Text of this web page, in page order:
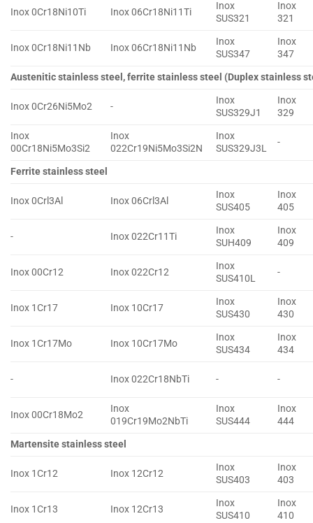
Inox 0Cr18Ni10Ti Inox 06Cr18Ni11Ti
Inox
SUS321
Inox
321
Inox 0Cr18Ni11Nb Inox 06Cr18Ni11Nb
Inox
SUS347
Inox
347
Austenitic stainless steel, ferrite stainless steel (Duplex stainless
Inox 0Cr26Ni5Mo2 -
Inox
SUS329J1
Inox
329
Inox
00Cr18Ni5Mo3Si2
Inox
022Cr19Ni5Mo3Si2N
Inox
SUS329J3L
-
Ferrite stainless steel
Inox 0Crl3Al Inox 06Crl3Al
Inox
SUS405
Inox
405
- Inox 022Cr11Ti
Inox
SUH409
Inox
409
Inox 00Cr12 Inox 022Cr12
Inox
SUS410L
-
Inox 1Cr17 Inox 10Cr17
Inox
SUS430
Inox
430
Inox 1Cr17Mo Inox 10Cr17Mo
Inox
SUS434
Inox
434
- Inox 022Cr18NbTi - -
Inox 00Cr18Mo2
Inox
019Cr19Mo2NbTi
Inox
SUS444
Inox
444
Martensite stainless steel
Inox 1Cr12 Inox 12Cr12
Inox
SUS403
Inox
403
Inox 1Cr13 Inox 12Cr13
Inox
SUS410
Inox
410